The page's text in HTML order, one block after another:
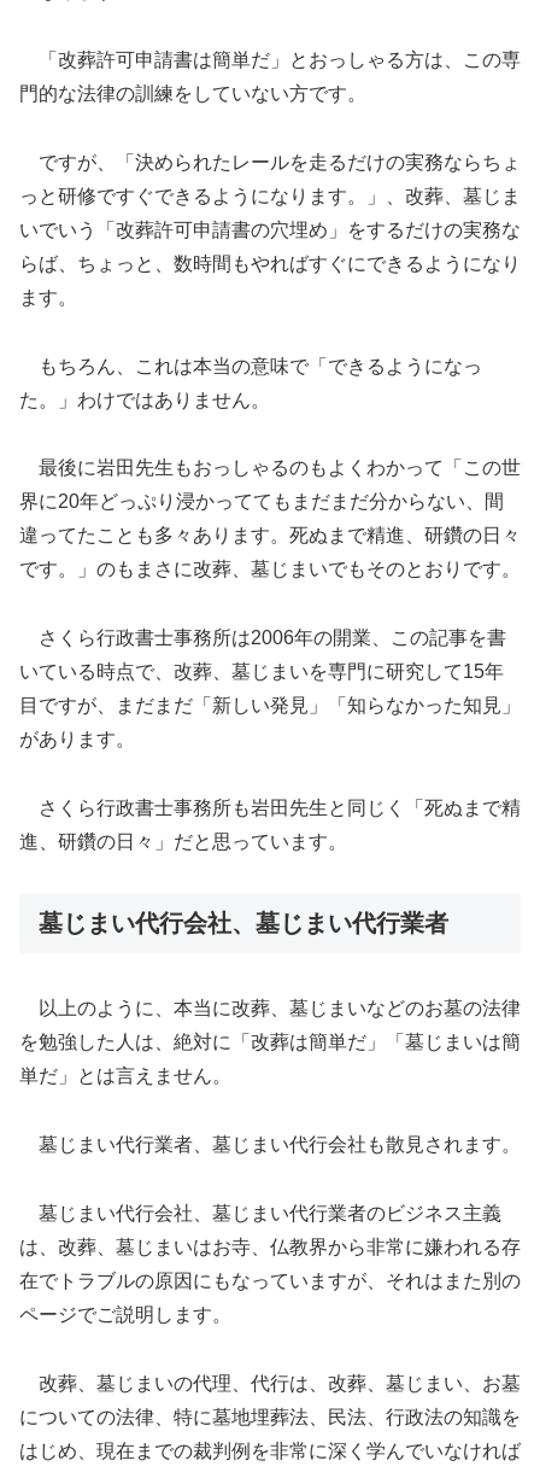
「改葬許可申請書は簡単だ」とおっしゃる方は、この専
門的な法律の訓練をしていない方です。
ですが、「決められたレールを走るだけの実務ならちょ
っと研修ですぐできるようになります。」、改葬、墓じま
いでいう「改葬許可申請書の穴埋め」をするだけの実務な
らば、ちょっと、数時間もやればすぐにできるようになり
ます。
もちろん、これは本当の意味で「できるようになっ
た。」わけではありません。
最後に岩田先生もおっしゃるのもよくわかって「この世
界に20年どっぷり浸かっててもまだまだ分からない、間
違ってたことも多々あります。死ぬまで精進、研鑽の日々
です。」のもまさに改葬、墓じまいでもそのとおりです。
さくら行政書士事務所は2006年の開業、この記事を書
いている時点で、改葬、墓じまいを専門に研究して15年
目ですが、まだまだ「新しい発見」「知らなかった知見」
があります。
さくら行政書士事務所も岩田先生と同じく「死ぬまで精
進、研鑽の日々」だと思っています。
墓じまい代行会社、墓じまい代行業者
以上のように、本当に改葬、墓じまいなどのお墓の法律
を勉強した人は、絶対に「改葬は簡単だ」「墓じまいは簡
単だ」とは言えません。
墓じまい代行業者、墓じまい代行会社も散見されます。
墓じまい代行会社、墓じまい代行業者のビジネス主義
は、改葬、墓じまいはお寺、仏教界から非常に嫌われる存
在でトラブルの原因にもなっていますが、それはまた別の
ページでご説明します。
改葬、墓じまいの代理、代行は、改葬、墓じまい、お墓
についての法律、特に墓地埋葬法、民法、行政法の知識を
はじめ、現在までの裁判例を非常に深く学んでいなければ